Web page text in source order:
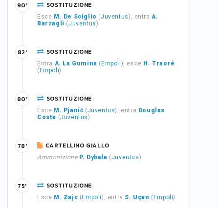
SOSTITUZIONE
Esce M. De Sciglio (Juventus), entraA.
Barzagli (Juventus)
90'
SOSTITUZIONE
Entra A. La Gumina ( Empoli), esce H. Traoré
( Empoli)
82'
SOSTITUZIONE
Esce M. Pjanić (Juventus), entra Douglas
Costa (Juventus)
80'
CARTELLINO GIALLO
Ammonizione P. Dybala (Juventus)
78'
SOSTITUZIONE
Esce M. Zajc ( Empoli), entra S. Uçan ( Empoli)
75'